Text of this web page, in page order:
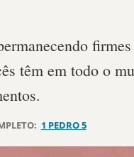
têm em todo o
1 PEDRO 5